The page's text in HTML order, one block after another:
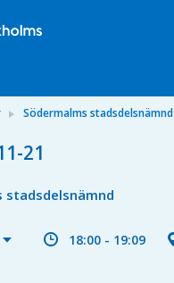
Södermalms stadsdelsnämnd
21
stadsdelsnämnd
18:00 - 19:09